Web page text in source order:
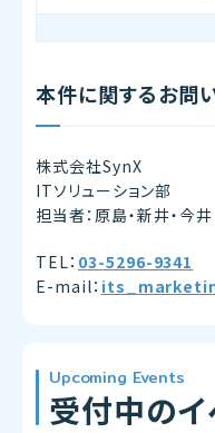
本件に関するお問
株式会社SynX
ITソリューション部
担当者：原島・新井・今井
TEL： 03-5296-9341
E-mail：
Upcoming Events
受付中のイ